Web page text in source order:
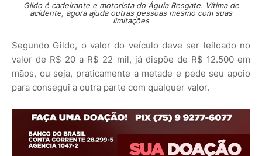
Gildo é cadeirante e motorista do Águia Resgate. Vítima de
acidente, agora ajuda outras pessoas mesmo com suas
limitações
Segundo Gildo, o valor do veículo deve ser leiloado no
valor de R$ 20 a R$ 22 mil, já dispõe de R$ 12.500 em
mãos, ou seja, praticamente a metade e pede seu apoio
para consegui a outra parte com qualquer valor.